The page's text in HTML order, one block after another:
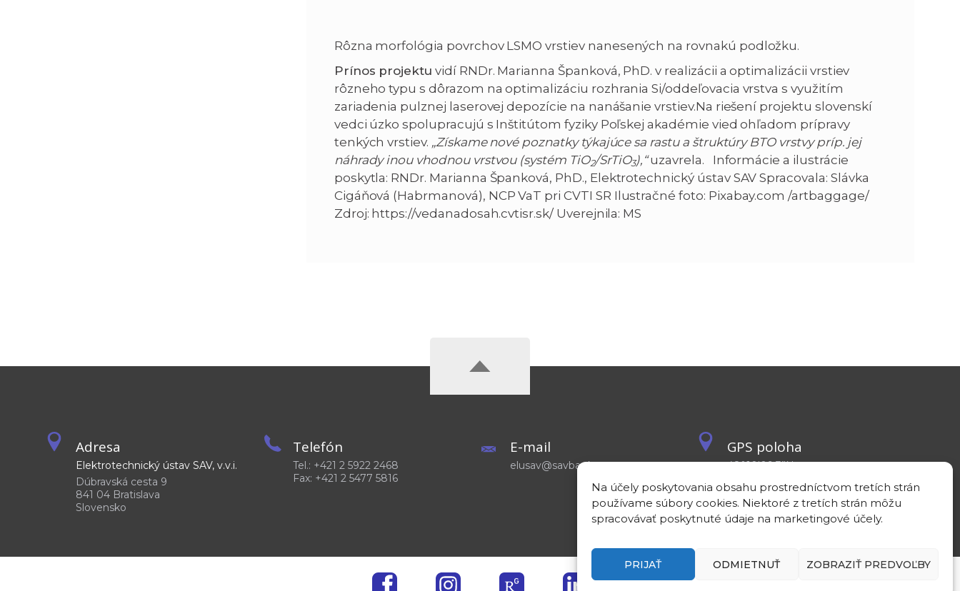
Na účely poskytovania obsahu prostredníctvom tretích strán
používame súbory cookies. Niektoré z tretích strán môžu
spracovávať poskytnuté údaje na marketingové účely.
PRIJAŤ ODMIETNUŤ ZOBRAZIŤ PREDVOĽBY
Rôzna morfológia povrchov LSMO vrstiev nanesených na rovnakú podložku.
Prínos projektu vidí RNDr. Marianna Španková, PhD. v realizácii a optimalizácii vrstiev
rôzneho typu s dôrazom na optimalizáciu rozhrania Si/oddeľovacia vrstva s využitím
zariadenia pulznej laserovej depozície na nanášanie vrstiev.Na riešení projektu slovenskí
vedci úzko spolupracujú s Inštitútom fyziky Poľskej akadémie vied ohľadom prípravy
tenkých vrstiev. „Získame nové poznatky týkajúce sa rastu a štruktúry BTO vrstvy príp. jej
náhrady inou vhodnou vrstvou (systém TiO2/SrTiO3),“uzavrela. Informácie a ilustrácie
poskytla: RNDr. Marianna Španková, PhD., Elektrotechnický ústav SAV Spracovala: Slávka
Cigáňová (Habrmanová), NCP VaT pri CVTI SR Ilustračné foto: Pixabay.com /artbaggage/
Zdroj: https://vedanadosah.cvtisr.sk/ Uverejnila: MS
Adresa
Elektrotechnický ústav SAV, v.v.i.
Dúbravská cesta 9
841 04 Bratislava
Slovensko
Telefón
Tel.: +421 2 5922 2468
Fax: +421 2 5477 5816
E-mail
elusav@savba.sk
GPS poloha
48°10'09.3”N